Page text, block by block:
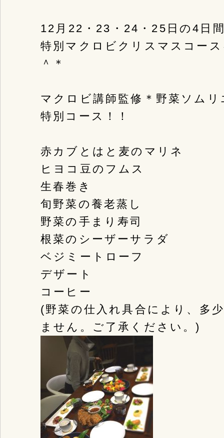
12月22・23・24・25日の4日
特別マクロビクリスマスコー
＾＊
マクロビ講師監修＊野菜ソム
特別コース！！
赤カブとはと麦のマリネ
ヒヨコ豆のフムス
生春巻き
旬野菜の養老蒸し
野菜の手まり寿司
根菜のシーザーサラダ
ベジミートローフ
デザート
コーヒー
(野菜の仕入れ具合により、多
ません。ご了承ください。)